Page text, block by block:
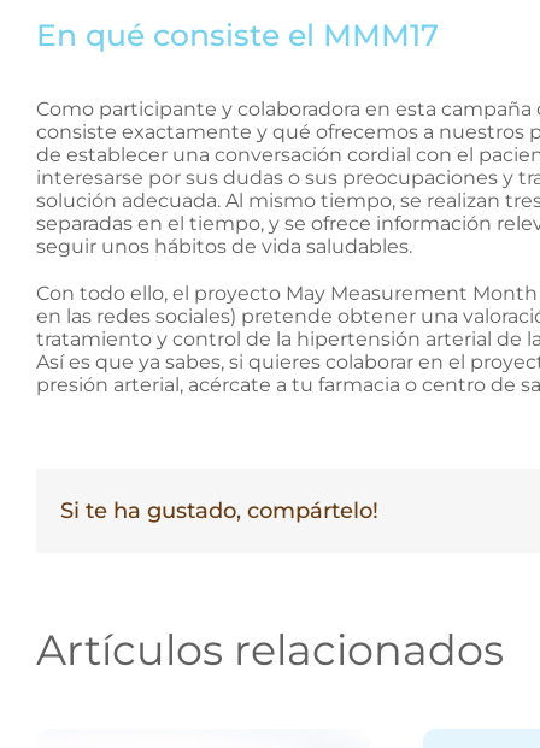
En qué consiste el MMM17
Como participante y colaboradora en esta
consiste exactamente y qué ofrecemos a nuestros
de establecer una conversación cordial con el
interesarse por sus dudas o sus preocupaciones y
solución adecuada. Al mismo tiempo, se realizan
separadas en el tiempo, y se ofrece información
seguir unos hábitos de vida saludables.
Con todo ello, el proyecto May Measurement
en las redes sociales) pretende obtener una
tratamiento y control de la hipertensión arterial de
Así es que ya sabes, si quieres colaborar en el
presión arterial, acércate a tu farmacia o centro de
Si te ha gustado, compártelo!
Artículos relacionados